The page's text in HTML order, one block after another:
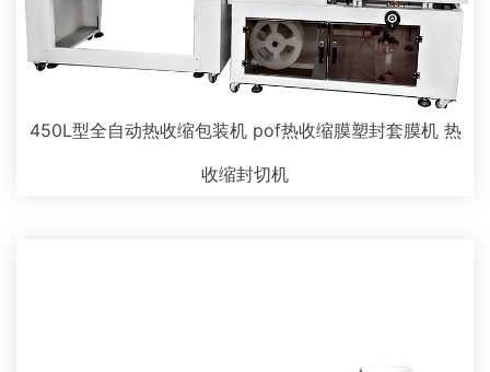
450L型全自动热收缩包装机 pof热收缩膜塑封套膜机 热
收缩封切机